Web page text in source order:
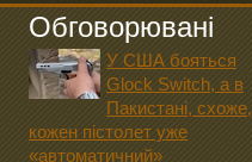
Обговорювані
У США бояться
Glock Switch, а в
Пакистані, схоже,
кожен пістолет уже
«автоматичний»